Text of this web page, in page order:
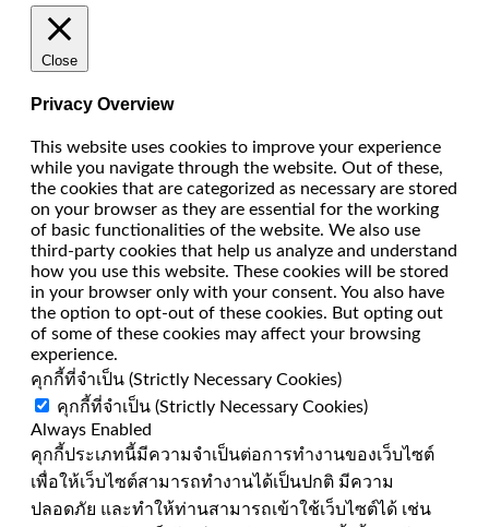
Close
Privacy Overview
This website uses cookies to improve your experience
while you navigate through the website. Out of these,
the cookies that are categorized as necessary are stored
on your browser as they are essential for the working
of basic functionalities of the website. We also use
third-party cookies that help us analyze and understand
how you use this website. These cookies will be stored
in your browser only with your consent. You also have
the option to opt-out of these cookies. But opting out
of some of these cookies may affect your browsing
experience.
คุกกี้ที่จำเป็น (Strictly Necessary Cookies)
คุกกี้ที่จำเป็น (Strictly Necessary Cookies)
Always Enabled
คุกกี้ประเภทนี้มีความจำเป็นต่อการทำงานของเว็บไซต์
เพื่อให้เว็บไซต์สามารถทำงานได้เป็นปกติ มีความ
ปลอดภัย และทำให้ท่านสามารถเข้าใช้เว็บไซต์ได้ เช่น